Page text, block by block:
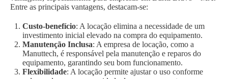
Entre as principais vantagens, destacam-se:
Custo-benefício: A locação elimina a necessidade de um
investimento inicial elevado na compra do equipamento.
Manutenção Inclusa: A empresa de locação, como a
Manuttech, é responsável pela manutenção e reparos do
equipamento, garantindo seu bom funcionamento.
Flexibilidade: A locação permite ajustar o uso conforme